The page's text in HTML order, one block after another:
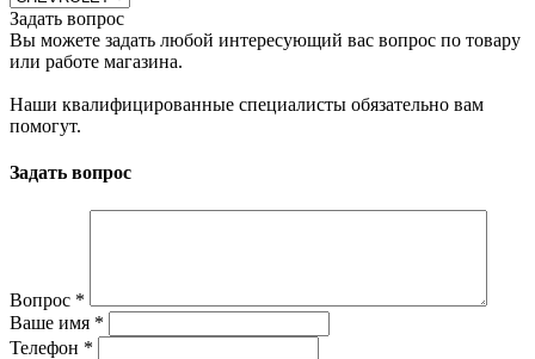
Задать вопрос
Вы можете задать любой интересующий вас вопрос по товару
или работе магазина.
Наши квалифицированные специалисты обязательно вам
помогут.
Задать вопрос
Вопрос *
Ваше имя *
Телефон *